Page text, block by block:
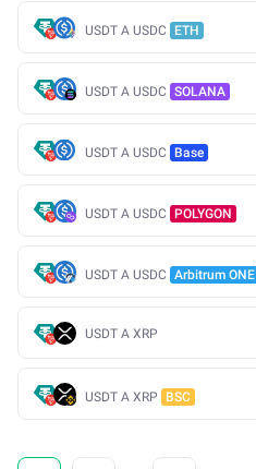
USDT A USDC ETH
USDT A USDC SOLANA
USDT A USDC Base
USDT A USDC POLYGON
USDT A USDC Arbitrum ONE
USDT A XRP
USDT A XRP BSC